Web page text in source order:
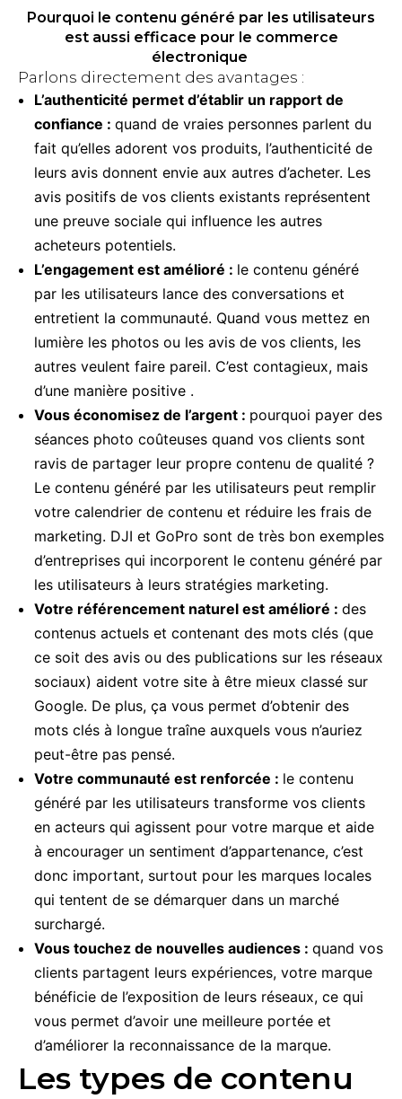
Pourquoi le contenu généré par les utilisateurs
est aussi efficace pour le commerce
électronique
Parlons directement des avantages :
L’authenticité permet d’établir un rapport de
confiance : quand de vraies personnes parlent du
fait qu’elles adorent vos produits, l’authenticité de
leurs avis donnent envie aux autres d’acheter. Les
avis positifs de vos clients existants représentent
une preuve sociale qui influence les autres
acheteurs potentiels.
L’engagement est amélioré : le contenu généré
par les utilisateurs lance des conversations et
entretient la communauté. Quand vous mettez en
lumière les photos ou les avis de vos clients, les
autres veulent faire pareil. C’est contagieux, mais
d’une manière positive .
Vous économisez de l’argent : pourquoi payer des
séances photo coûteuses quand vos clients sont
ravis de partager leur propre contenu de qualité ?
Le contenu généré par les utilisateurs peut remplir
votre calendrier de contenu et réduire les frais de
marketing. DJI et GoPro sont de très bon exemples
d’entreprises qui incorporent le contenu généré par
les utilisateurs à leurs stratégies marketing.
Votre référencement naturel est amélioré : des
contenus actuels et contenant des mots clés (que
ce soit des avis ou des publications sur les réseaux
sociaux) aident votre site à être mieux classé sur
Google. De plus, ça vous permet d’obtenir des
mots clés à longue traîne auxquels vous n’auriez
peut-être pas pensé.
Votre communauté est renforcée : le contenu
généré par les utilisateurs transforme vos clients
en acteurs qui agissent pour votre marque et aide
à encourager un sentiment d’appartenance, c’est
donc important, surtout pour les marques locales
qui tentent de se démarquer dans un marché
surchargé.
Vous touchez de nouvelles audiences : quand vos
clients partagent leurs expériences, votre marque
bénéficie de l’exposition de leurs réseaux, ce qui
vous permet d’avoir une meilleure portée et
d’améliorer la reconnaissance de la marque.
Les types de contenu